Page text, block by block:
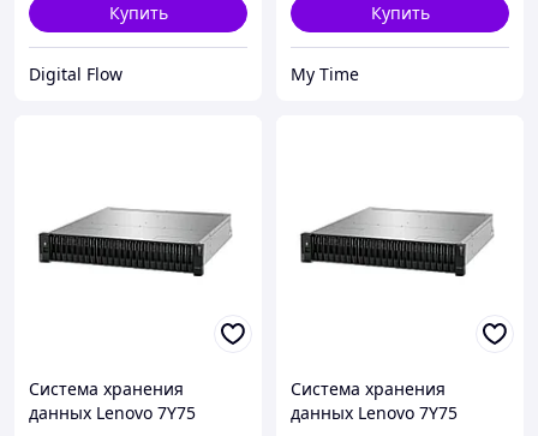
Купить
Digital Flow
Купить
My Time
Система хранения
данных Lenovo 7Y75
Система хранения
данных Lenovo 7Y75